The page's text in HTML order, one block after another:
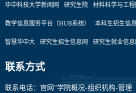
华中科技大学新闻网 研究生院 材料科学与工
教学信息服务平台（HUB系统） 本科生招生信
智慧华中大 研究生招生信息网 研究生就业信息
联系方式
联系电话：官网“学院概况-组织机构-管理